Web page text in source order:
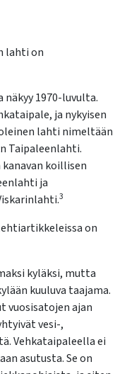
lahti on
1970-luvulta.
ja nykyisen
lahti nimeltään
Taipaleenlahti.
koillisen
ja
3
on
kyläksi, mutta
kuuluva taajama.
vuosisatojen ajan
vesi-,
Vehkataipaleella ei
asutusta. Se on